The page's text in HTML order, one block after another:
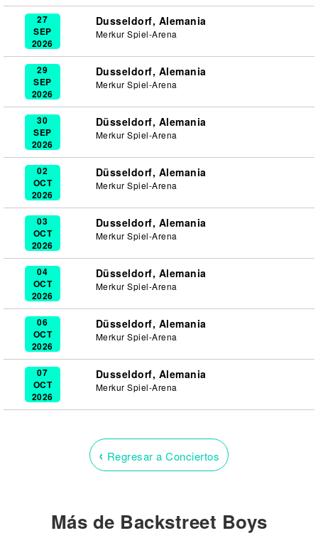
27
SEP
2026
Dusseldorf, Alemania
Merkur Spiel-Arena
29
SEP
2026
Dusseldorf, Alemania
Merkur Spiel-Arena
30
SEP
2026
Düsseldorf, Alemania
Merkur Spiel-Arena
02
OCT
2026
Düsseldorf, Alemania
Merkur Spiel-Arena
03
OCT
2026
Dusseldorf, Alemania
Merkur Spiel-Arena
04
OCT
2026
Düsseldorf, Alemania
Merkur Spiel-Arena
06
OCT
2026
Düsseldorf, Alemania
Merkur Spiel-Arena
07
OCT
2026
Dusseldorf, Alemania
Merkur Spiel-Arena
‹ Regresar a Conciertos
Más de Backstreet Boys